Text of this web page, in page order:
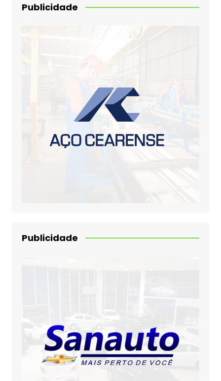
Publicidade
Publicidade